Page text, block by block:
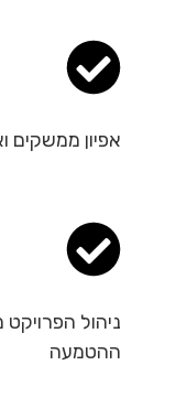
אפיון ממשקים
ניהול
ההטמעה